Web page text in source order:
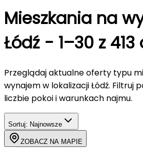
Mieszkania na
Łódź - 1–30 z
Przeglądaj aktualne oferty typu
wynajemw lokalizacji Łódź. Filtruj
liczbie pokoi i warunkach najmu.
Sortuj: Najnowsze
ZOBACZ NA MAPIE